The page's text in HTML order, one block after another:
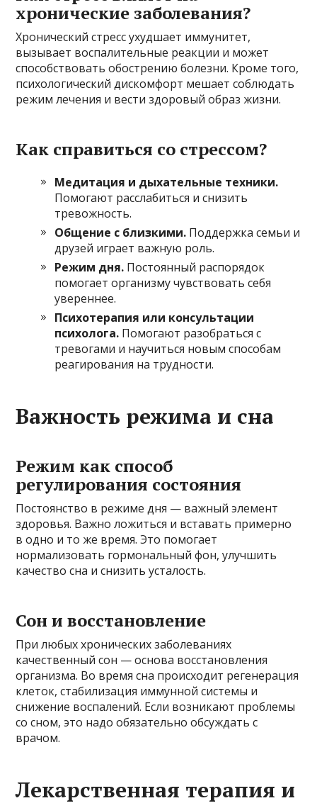
хронические заболевания?
Хронический стресс ухудшает иммунитет,
вызывает воспалительные реакции и может
способствовать обострению болезни. Кроме того,
психологический дискомфорт мешает соблюдать
режим лечения и вести здоровый образ жизни.
Как справиться со стрессом?
Медитация и дыхательные техники.
Помогают расслабиться и снизить
тревожность.
Общение с близкими. Поддержка семьи и
друзей играет важную роль.
Режим дня. Постоянный распорядок
помогает организму чувствовать себя
увереннее.
Психотерапия или консультации
психолога. Помогают разобраться с
тревогами и научиться новым способам
реагирования на трудности.
Важность режима и сна
Режим как способ
регулирования состояния
Постоянство в режиме дня — важный элемент
здоровья. Важно ложиться и вставать примерно
в одно и то же время. Это помогает
нормализовать гормональный фон, улучшить
качество сна и снизить усталость.
Сон и восстановление
При любых хронических заболеваниях
качественный сон — основа восстановления
организма. Во время сна происходит регенерация
клеток, стабилизация иммунной системы и
снижение воспалений. Если возникают проблемы
со сном, это надо обязательно обсуждать с
врачом.
Лекарственная терапия и